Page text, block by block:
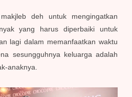
deh untuk mengingatkan
yang harus diperbaiki untuk
lagi dalam memanfaatkan waktu
sesungguhnya keluarga adalah
anaknya.